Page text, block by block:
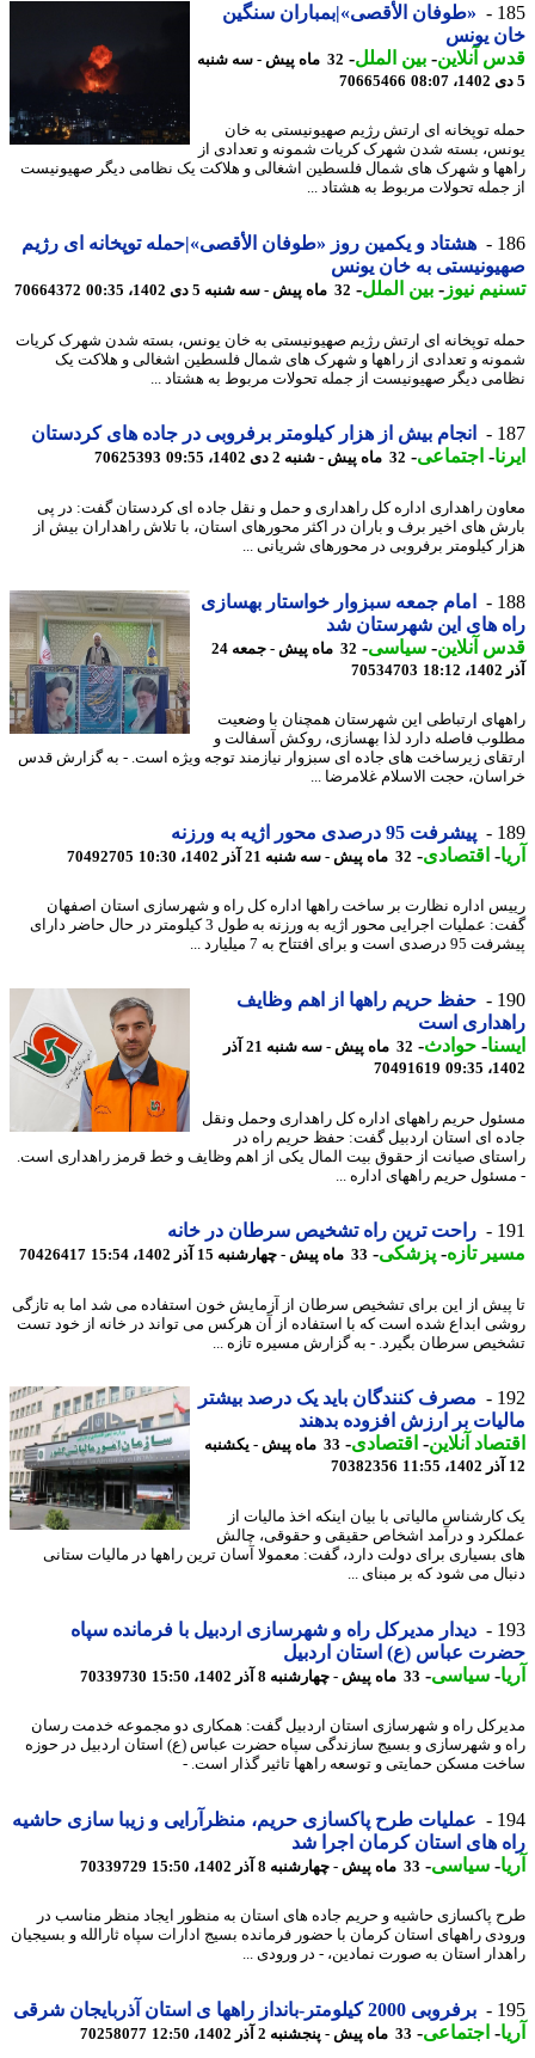
«طوفان الأقصی»|بمباران سنگین
یونس
آنلاین-بین الملل-
32 ماه پیش - سه شنبه
70665466
توپخانه ای ارتش رژیم صهیونیستی به خان
بسته شدن شهرک کریات شمونه و تعدادی از
و شهرک های شمال فلسطین اشغالی و هلاکت یک نظامی دیگر صهیونیست
تحولات مربوط به هشتاد ...
هشتاد و یکمین روز «طوفان الأقصی»|حمله توپخانه ای رژیم
به خان یونس
نیوز-بین الملل-32 ماه پیش - سه شنبه 5 دی 1402، 00:35 70664372
توپخانه ای ارتش رژیم صهیونیستی به خان یونس، بسته شدن شهرک کریات
و تعدادی از راهها و شهرک های شمال فلسطین اشغالی و هلاکت یک
دیگر صهیونیست از جمله تحولات مربوط به هشتاد ...
انجام بیش از هزار کیلومتر برفروبی در جاده های کردستان
-اجتماعی-32 ماه پیش - شنبه 2 دی 1402، 09:55 70625393
راهداری اداره کل راهداری و حمل و نقل جاده ای کردستان گفت: در پی
های اخیر برف و باران در اکثر محورهای استان، با تلاش راهداران بیش از
کیلومتر برفروبی در محورهای شریانی ...
امام جمعه سبزوار خواستار بهسازی
های این شهرستان شد
آنلاین-سیاسی-
32 ماه پیش - جمعه 24
70534703
ارتباطی این شهرستان همچنان با وضعیت
فاصله دارد لذا بهسازی، روکش آسفالت و
زیرساخت های جاده ای سبزوار نیازمند توجه ویژه است. - به گزارش قدس
حجت الاسلام غلامرضا ...
پیشرفت 95 درصدی محور اژیه به ورزنه
-اقتصادی-32 ماه پیش - سه شنبه 21 آذر 1402، 10:30 70492705
اداره نظارت بر ساخت راهها اداره کل راه و شهرسازی استان اصفهان
گفت: عملیات اجرایی محور اژیه به ورزنه به طول 3 کیلومتر در حال حاضر دارای
و برای افتتاح به 7 میلیارد ...
حفظ حریم راهها از اهم وظایف
است
-حوادث -
32 ماه پیش - سه شنبه 21 آذر
70491619
حریم راههای اداره کل راهداری وحمل ونقل
ای استان اردبیل گفت: حفظ حریم راه در
صیانت از حقوق بیت المال یکی از اهم وظایف و خط قرمز راهداری است.
حریم راههای اداره ...
راحت ترین راه تشخیص سرطان در خانه
تازه-پزشکی-33 ماه پیش - چهارشنبه 15 آذر 1402، 15:54 70426417
از این برای تشخیص سرطان از آزمایش خون استفاده می شد اما به تازگی
ابداع شده است که با استفاده از آن هرکس می تواند در خانه از خود تست
سرطان بگیرد. - به گزارش مسیره تازه ...
مصرف کنندگان باید یک درصد بیشتر
بر ارزش افزوده بدهند
آنلاین-اقتصادی-
33 ماه پیش - یکشنبه
70382356
مالیاتی با بیان اینکه اخذ مالیات از
و درآمد اشخاص حقیقی و حقوقی، چالش
بسیاری برای دولت دارد، گفت: معمولا آسان ترین راهها در مالیات ستانی
می شود که بر مبنای ...
دیدار مدیرکل راه و شهرسازی اردبیل با فرمانده سپاه
عباس (ع) استان اردبیل
-سیاسی-33 ماه پیش - چهارشنبه 8 آذر 1402، 15:50 70339730
راه و شهرسازی استان اردبیل گفت: همکاری دو مجموعه خدمت رسان
و شهرسازی و بسیج سازندگی سپاه حضرت عباس (ع) استان اردبیل در حوزه
مسکن حمایتی و توسعه راهها تاثیر گذار است. -
عملیات طرح پاکسازی حریم، منظرآرایی و زیبا سازی حاشیه
های استان کرمان اجرا شد
-سیاسی-33 ماه پیش - چهارشنبه 8 آذر 1402، 15:50 70339729
پاکسازی حاشیه و حریم جاده های استان به منظور ایجاد منظر مناسب در
راههای استان کرمان با حضور فرمانده بسیج ادارات سپاه ثارالله و بسیجیان
استان به صورت نمادین، - در ورودی ...
برفروبی 2000 کیلومتر-بانداز راهها ی استان آذربایجان شرقی
-اجتماعی-33 ماه پیش - پنجشنبه 2 آذر 1402، 12:50 70258077